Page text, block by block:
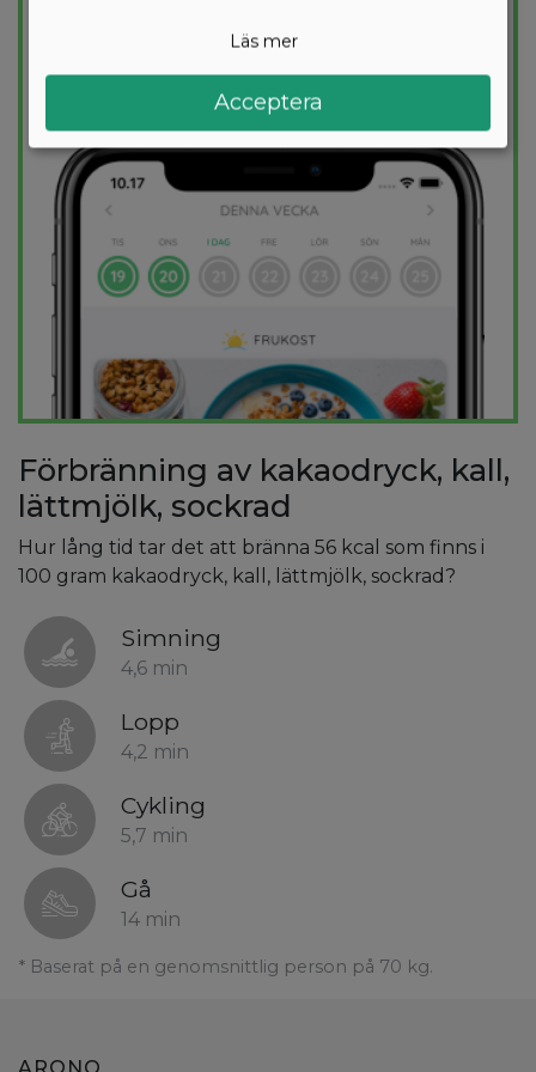
kalorimål varje dag.
PROVAGRATIS
Förbränning av kakaodryck, kall,
lättmjölk, sockrad
Hur lång tid tar det att bränna 56 kcal som finns i
100 gram kakaodryck, kall, lättmjölk, sockrad?
Simning
4,6 min
Lopp
4,2 min
Cykling
5,7 min
Gå
14 min
* Baserat på en genomsnittlig person på 70 kg.
Läs mer
Acceptera